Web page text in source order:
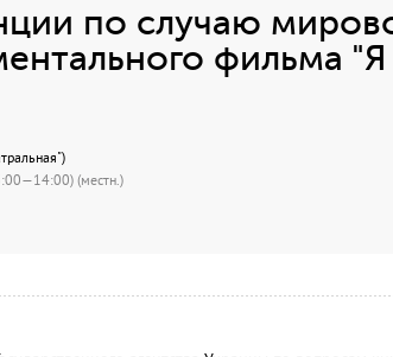
по случаю
фильма
(местн.)